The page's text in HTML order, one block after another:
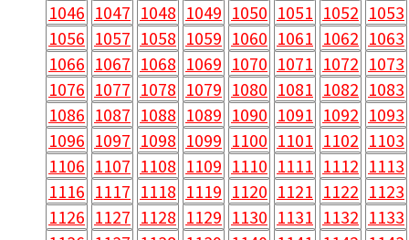
1046 1047 1048 1049 1050 1051 1052 1053
1056 1057 1058 1059 1060 1061 1062 1063
1066 1067 1068 1069 1070 1071 1072 1073
1076 1077 1078 1079 1080 1081 1082 1083
1086 1087 1088 1089 1090 1091 1092 1093
1096 1097 1098 1099 1100 1101 1102 1103
1106 1107 1108 1109 1110 1111 1112 1113
1116 1117 1118 1119 1120 1121 1122 1123
1126 1127 1128 1129 1130 1131 1132 1133